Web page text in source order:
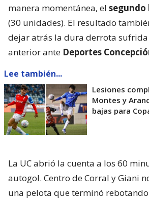
manera momentánea, el segundo
(30 unidades). El resultado
dejar atrás la dura derrota
anterior ante Deportes
Lee también...
Lesiones
Montes y
bajas para
La UC abrió la cuenta a los 60
autogol. Centro de Corral y Giani
una pelota que terminó